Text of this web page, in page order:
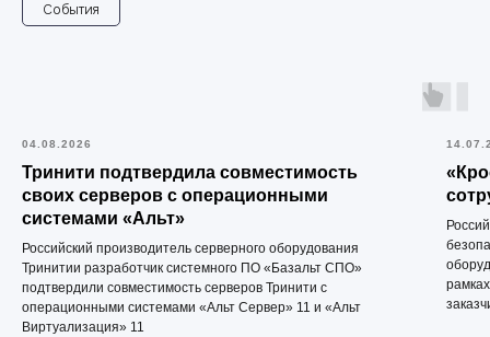
События
04.08.2026
Тринити подтвердила совместимость
своих серверов с операционными
системами «Альт»
Российский производитель серверного оборудования
Тринитии разработчик системного ПО «Базальт СПО»
подтвердили совместимость серверов Тринити с
операционными системами «Альт Сервер» 11 и «Альт
Виртуализация» 11